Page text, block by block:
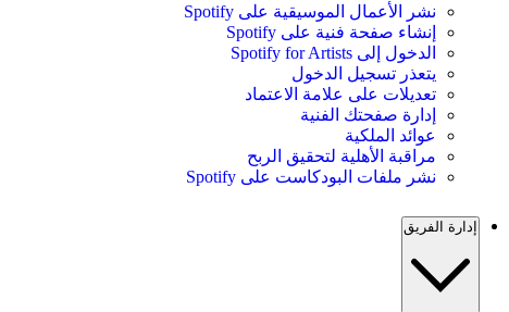
نشر الأعمال الموسيقية على Spotify
إنشاء صفحة فنية على Spotify
الدخول إلى Spotify for Artists
يتعذر تسجيل الدخول
تعديلات على علامة الاعتماد
إدارة صفحتك الفنية
عوائد الملكية
مراقبة الأهلية لتحقيق الربح
نشر ملفات البودكاست على Spotify
إدارة الفريق